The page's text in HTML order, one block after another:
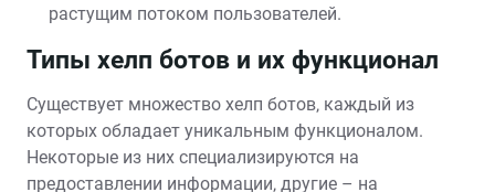
растущим потоком пользователей.
Типы хелп ботов и их функционал
Существует множество хелп ботов‚ каждый из
которых обладает уникальным функционалом.
Некоторые из них специализируются на
предоставлении информации‚ другие – на